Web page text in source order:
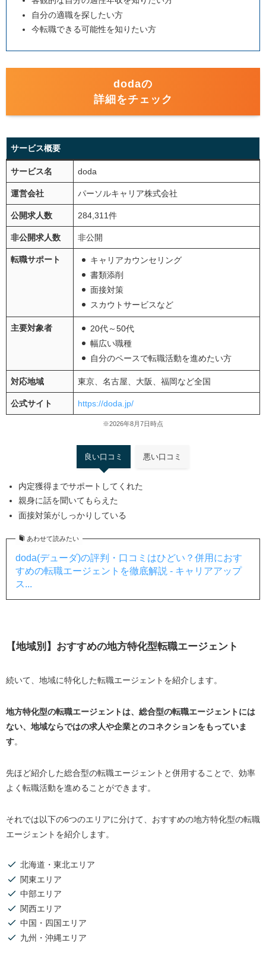
自分の適職を探したい方
今転職できる可能性を知りたい方
dodaの
詳細をチェック
サービス概要
サービス名 doda
運営会社 パーソルキャリア株式会社
公開求人数 284,311件
非公開求人数 非公開
転職サポート
キャリアカウンセリング
書類添削
面接対策
スカウトサービスなど
主要対象者
20代～50代
幅広い職種
自分のペースで転職活動を進めたい方
対応地域 東京、名古屋、大阪、福岡など全国
公式サイト https://doda.jp/
※2026年8月7日時点
良い口コミ 悪い口コミ
内定獲得までサポートしてくれた
親身に話を聞いてもらえた
面接対策がしっかりしている
あわせて読みたい
doda(デューダ)の評判・口コミはひどい？併用におす
すめの転職エージェントを徹底解説 - キャリアアップ
ス...
【地域別】おすすめの地方特化型転職エージェント
続いて、地域に特化した転職エージェントを紹介します。
地方特化型の転職エージェントは、総合型の転職エージェントには
ない、地域ならではの求人や企業とのコネクションをもっていま
す。
先ほど紹介した総合型の転職エージェントと併用することで、効率
よく転職活動を進めることができます。
それでは以下の6つのエリアに分けて、おすすめの地方特化型の転職
エージェントを紹介します。
北海道・東北エリア
関東エリア
中部エリア
関西エリア
中国・四国エリア
九州・沖縄エリア